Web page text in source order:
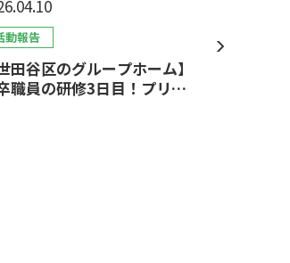
動報告
世田谷区のグループホーム】
職員の研修3日目！プリセ